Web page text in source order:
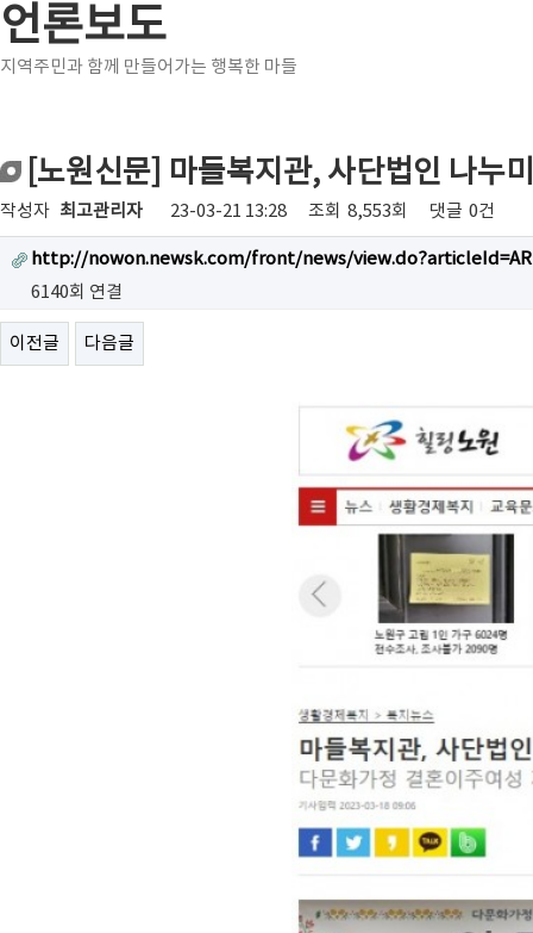
언론보도
지역주민과 함께 만들어가는 행복한 마들
[노원신문] 마들복지관, 사단법인 나누
작성자 최고관리자 23-03-21 13:28 조회 8,553회 댓글 0건
http://nowon.newsk.com/front/news/
6140회 연결
이전글 다음글